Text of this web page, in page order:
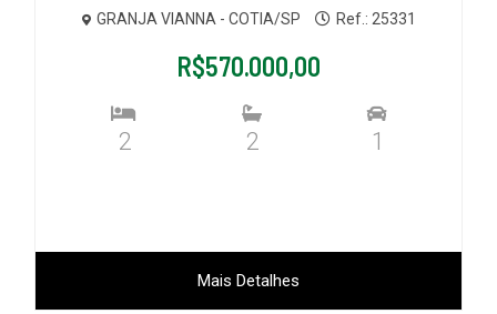
GRANJA VIANNA - COTIA/SP Ref.: 25331
R$570.000,00
2 2 1
Mais Detalhes